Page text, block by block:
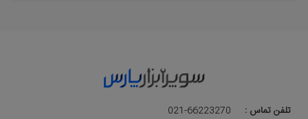
تلفن تماس :
021-66223270